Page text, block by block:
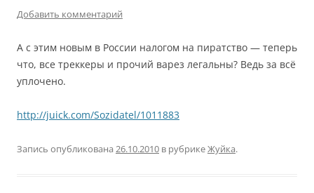
Добавить комментарий
А с этим новым в России налогом на пиратство — теперь
что, все треккеры и прочий варез легальны? Ведь за всё
уплочено.
http://juick.com/Sozidatel/1011883
Запись опубликована 26.10.2010 в рубрикеЖуйка.